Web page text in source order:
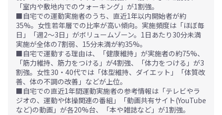
「室内や敷地内でのウォーキング」が1割強。
■自宅での運動実施者のうち、直近1年以内開始者が約
35%。女性若年層での比率が高い傾向。実施頻度は「ほぼ毎
日」「週2～3日」がボリュームゾーン。1日あたり30分未満
実施が全体の7割弱、15分未満が約35%。
■自宅で運動する理由は、「健康維持」が実施者の約75%、
「筋力維持、筋力をつける」が4割強、「体力をつける」が3
割強。女性30・40代では「体型維持、ダイエット」「体質改
善、体の不調の改善」などが上位。
■自宅での直近1年間運動実施者の参考情報は「テレビやラ
ジオの、運動や体操関連の番組」「動画共有サイト(YouTube
など)の動画」が各20%台、「本や雑誌など」が1割強。